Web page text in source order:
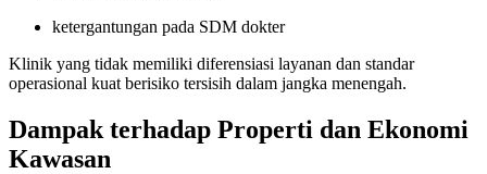
ketergantungan pada SDM dokter
Klinik yang tidak memiliki diferensiasi layanan dan standar
operasional kuat berisiko tersisih dalam jangka menengah.
Dampak terhadap Properti dan Ekonomi
Kawasan